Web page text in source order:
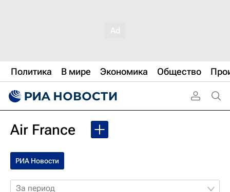
Политика В мире Экономика Общество
Air France
РИА Новости
За период